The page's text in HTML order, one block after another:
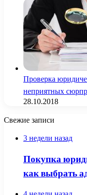
Проверка
неприятных
28.10.2018
Свежие записи
3 недели назад
Покупка
как выбрать